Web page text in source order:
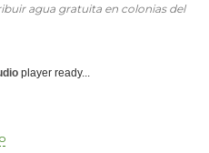
agua gratuita en colonias del
player ready...